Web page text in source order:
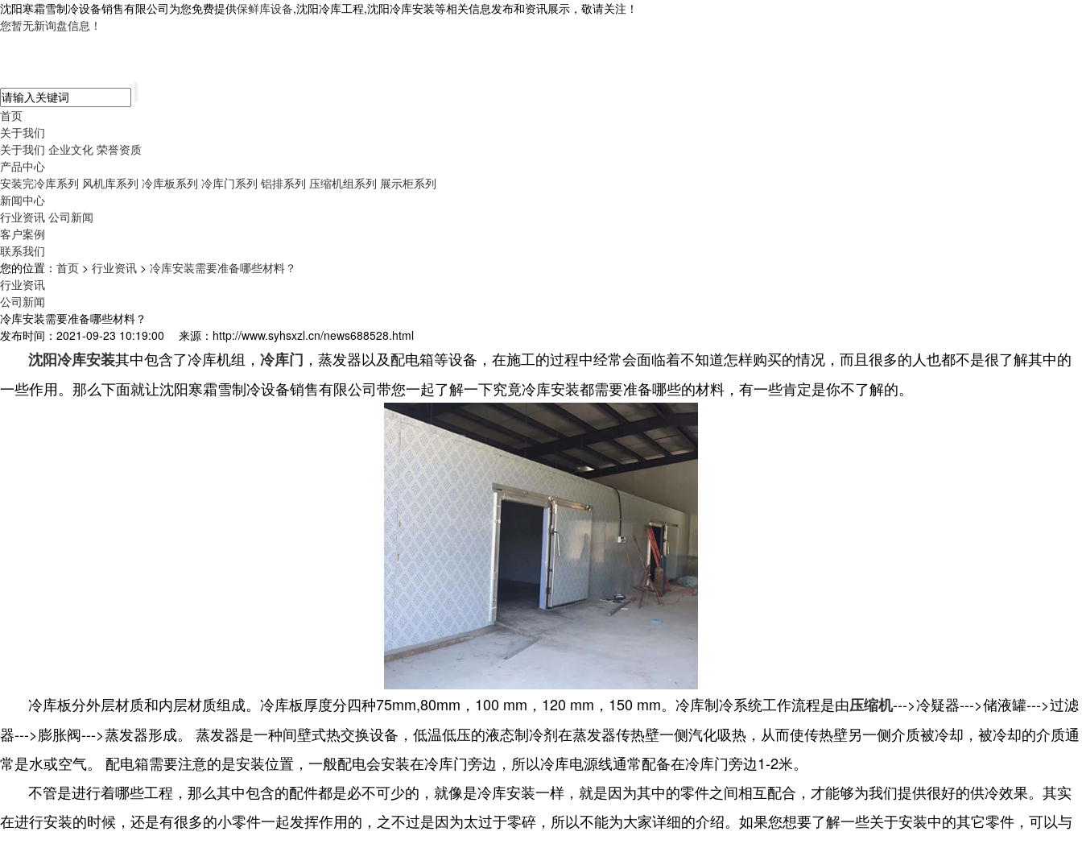
沈阳寒霜雪制冷设备销售有限公司为您免费提供保鲜库设备,沈阳冷库工程,沈阳冷库安装等相关信息发布和资讯展示，敬请关注！
您暂无新询盘信息！
首页
关于我们
关于我们 企业文化 荣誉资质
产品中心
安装完冷库系列 风机库系列 冷库板系列 冷库门系列 铝排系列 压缩机组系列 展示柜系列
新闻中心
行业资讯 公司新闻
客户案例
联系我们
您的位置： 首页 > 行业资讯 > 冷库安装需要准备哪些材料？
行业资讯
公司新闻
冷库安装需要准备哪些材料？
发布时间：2021-09-23 10:19:00
来源：http://www.syhsxzl.cn/news688528.html
沈阳冷库安装其中包含了冷库机组， 冷库门 ，蒸发器以及配电箱等设备，在施工的过程中经常会面临着不知道怎样购买的情况，而且很多的人也都不是很了解其中的
一些作用。那么下面就让沈阳寒霜雪制冷设备销售有限公司带您一起了解一下究竟冷库安装都需要准备哪些的材料，有一些肯定是你不了解的。
冷库板分外层材质和内层材质组成。冷库板厚度分四种75mm,80mm，100 mm，120 mm，150 mm。冷库制冷系统工作流程是由压缩机--->冷疑器--->储液罐--->过滤
器--->膨胀阀--->蒸发器形成。 蒸发器是一种间壁式热交换设备，低温低压的液态制冷剂在蒸发器传热壁一侧汽化吸热，从而使传热壁另一侧介质被冷却，被冷却的介质通
常是水或空气。 配电箱需要注意的是安装位置，一般配电会安装在冷库门旁边，所以冷库电源线通常配备在冷库门旁边1-2米。
不管是进行着哪些工程，那么其中包含的配件都是必不可少的，就像是冷库安装一样，就是因为其中的零件之间相互配合，才能够为我们提供很好的供冷效果。其实
在进行安装的时候，还是有很多的小零件一起发挥作用的，之不过是因为太过于零碎，所以不能为大家详细的介绍。如果您想要了解一些关于安装中的其它零件，可以与